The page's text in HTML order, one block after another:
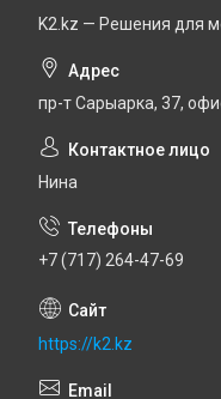
K2.kz — Решения для
пр-т Сарыарка, 37,
Нина
+7 (717) 264-47-69
https://k2.kz